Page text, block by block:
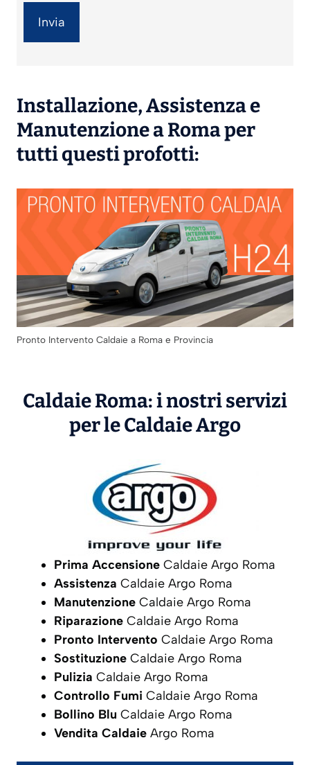
Installazione,Assistenzae
Manutenzionea Roma per
tutti questi profotti:
Pronto Intervento Caldaie a Roma e Provincia
Caldaie Roma: i nostri servizi
per le CaldaieArgo
Prima Accensione Caldaie Argo Roma
Assistenza Caldaie Argo Roma
Manutenzione Caldaie Argo Roma
Riparazione Caldaie Argo Roma
Pronto Intervento Caldaie Argo Roma
Sostituzione Caldaie Argo Roma
Pulizia Caldaie Argo Roma
Controllo Fumi Caldaie Argo Roma
Bollino Blu Caldaie Argo Roma
Vendita Caldaie Argo Roma